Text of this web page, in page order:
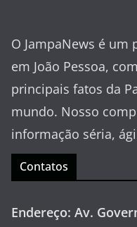
O JampaNews é
em João Pessoa,
principais fatos da
mundo. Nosso
informação séria,
Contatos
Endereço: Av.